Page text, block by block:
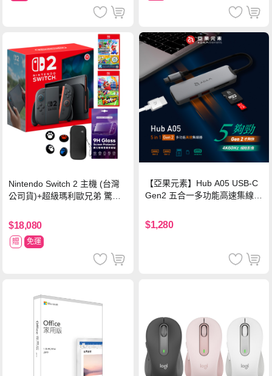
Nintendo Switch 2 主機 (台灣
公司貨)+超級瑪利歐兄弟 驚奇
球 狂熱 中文版
$18,080
贈 免運
【亞果元素】Hub A05 USB-C
Gen2 五合一多功能高速集線
$1,280